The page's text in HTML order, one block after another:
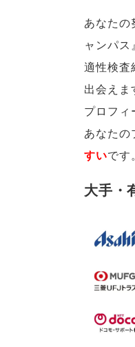
あなたの
ャンパス』
適性検査
出会えま
プロフィ
あなたの
すいです。
大手・